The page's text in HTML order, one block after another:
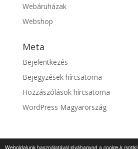
Weboldalunk használatával jóváhagyod a cookie-k (sütik)
Webáruházak
Webshop
Meta
Bejelentkezés
Bejegyzések hírcsatorna
Hozzászólások hírcsatorna
WordPress Magyarország